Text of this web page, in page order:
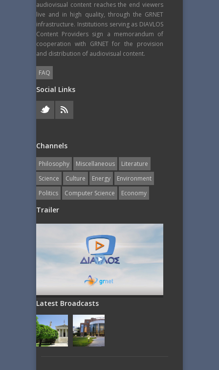
audiovisual content reaches the end viewers
live and in high quality, through the GRNET
infrastructure. Institutions serving as DIAVLOS
Content Providers sign a memorandum of
cooperation with GRNET for the provision
and distribution of audiovisual content.
FAQ
Social Links
Channels
Philosophy Miscellaneous
Literature
Science
Culture Energy
Εnvironment
Politics
Computer Science Economy
Trailer
Latest Broadcasts